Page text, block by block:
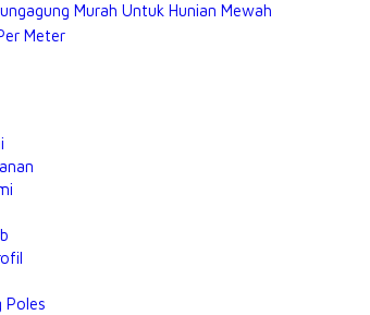
Murah Untuk Hunian Mewah
Poles